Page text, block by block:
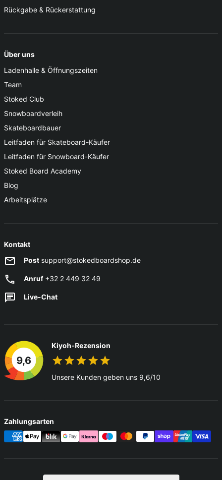
Rückgabe & Rückerstattung
Über uns
Ladenhalle & Öffnungszeiten
Team
Stoked Club
Snowboardverleih
Skateboardbauer
Leitfaden für Skateboard-Käufer
Leitfaden für Snowboard-Käufer
Stoked Board Academy
Blog
Arbeitsplätze
Kontakt
Post support@stokedboardshop.de
Anruf+32 2 449 32 49
Live-Chat
9,6
Kiyoh-Rezension
Unsere Kunden geben uns 9,6/10
Zahlungsarten